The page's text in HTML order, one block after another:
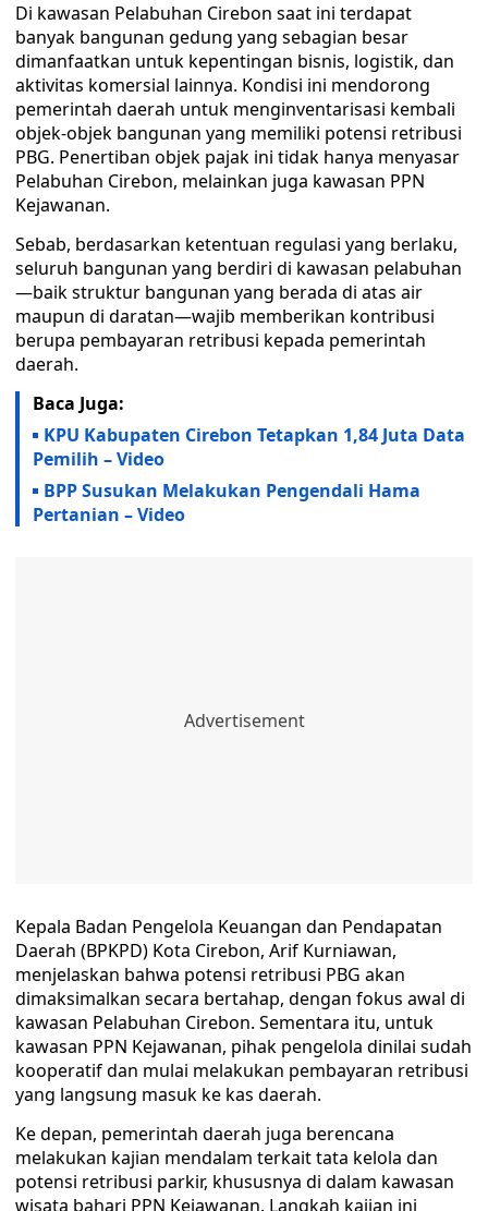
Di kawasan Pelabuhan Cirebon saat ini terdapat
banyak bangunan gedung yang sebagian besar
dimanfaatkan untuk kepentingan bisnis, logistik, dan
aktivitas komersial lainnya. Kondisi ini mendorong
pemerintah daerah untuk menginventarisasi kembali
objek-objek bangunan yang memiliki potensi retribusi
PBG. Penertiban objek pajak ini tidak hanya menyasar
Pelabuhan Cirebon, melainkan juga kawasan PPN
Kejawanan.
Sebab, berdasarkan ketentuan regulasi yang berlaku,
seluruh bangunan yang berdiri di kawasan pelabuhan
—baik struktur bangunan yang berada di atas air
maupun di daratan—wajib memberikan kontribusi
berupa pembayaran retribusi kepada pemerintah
daerah.
Baca Juga:
KPU Kabupaten Cirebon Tetapkan 1,84 Juta Data
Pemilih – Video
BPP Susukan Melakukan Pengendali Hama
Pertanian – Video
Kepala Badan Pengelola Keuangan dan Pendapatan
Daerah (BPKPD) Kota Cirebon, Arif Kurniawan,
menjelaskan bahwa potensi retribusi PBG akan
dimaksimalkan secara bertahap, dengan fokus awal di
kawasan Pelabuhan Cirebon. Sementara itu, untuk
kawasan PPN Kejawanan, pihak pengelola dinilai sudah
kooperatif dan mulai melakukan pembayaran retribusi
yang langsung masuk ke kas daerah.
Ke depan, pemerintah daerah juga berencana
melakukan kajian mendalam terkait tata kelola dan
potensi retribusi parkir, khususnya di dalam kawasan
wisata bahari PPN Kejawanan. Langkah kajian ini